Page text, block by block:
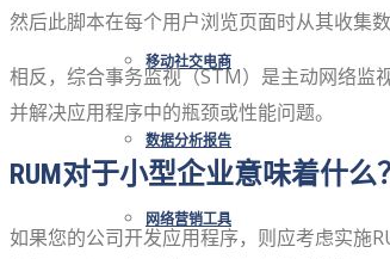
移动社交电商
数据分析报告
网络营销工具
然后此脚本在每个用户浏览页面时从其收集
相反，综合事务监视（STM）是主动网络监
并解决应用程序中的瓶颈或性能问题。
RUM对于小型企业意味着什么？
如果您的公司开发应用程序，则应考虑实施